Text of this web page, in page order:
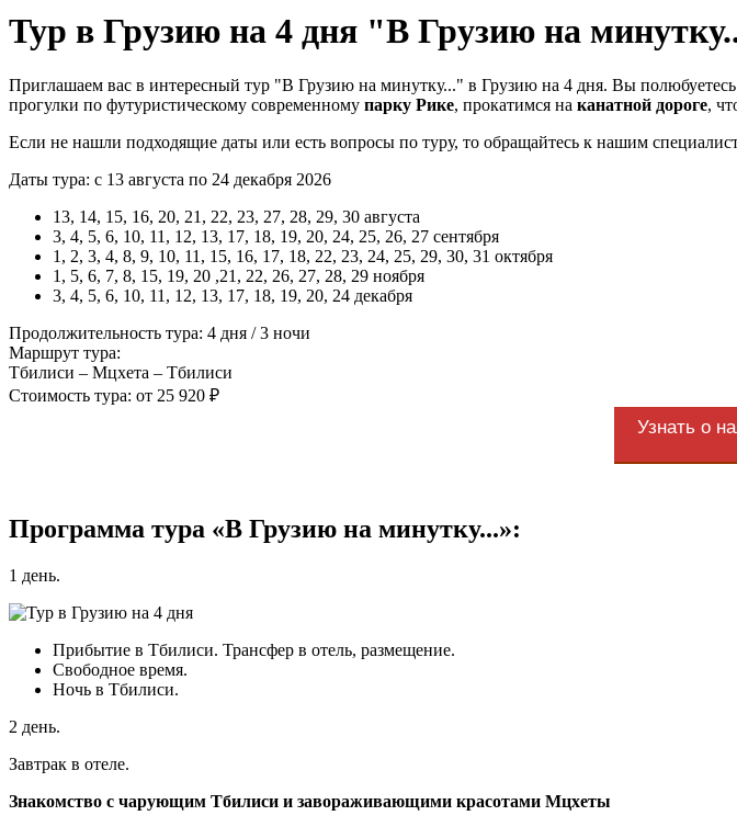
Тур в Грузию на 4 дня "В Грузию на
Приглашаем вас в интересный тур "В Грузию на минутку..." в Грузию на 4 дня. Вы
прогулки по футуристическому современному парку Рике, прокатимся на канатной дороге,
Если не нашли подходящие даты или есть вопросы по туру, то обращайтесь к нашим
Даты тура: с 13 августа по 24 декабря 2026
13, 14, 15, 16, 20, 21, 22, 23, 27, 28, 29, 30 августа
3, 4, 5, 6, 10, 11, 12, 13, 17, 18, 19, 20, 24, 25, 26, 27 сентября
1, 2, 3, 4, 8, 9, 10, 11, 15, 16, 17, 18, 22, 23, 24, 25, 29, 30, 31 октября
1, 5, 6, 7, 8, 15, 19, 20 ,21, 22, 26, 27, 28, 29 ноября
3, 4, 5, 6, 10, 11, 12, 13, 17, 18, 19, 20, 24 декабря
Продолжительность тура: 4 дня / 3 ночи
Маршрут тура:
Тбилиси – Мцхета – Тбилиси
Стоимость тура: от 25 920 ₽
Узнать о
Программа тура «В Грузию на минутку...»:
1 день.
Прибытие в Тбилиси. Трансфер в отель, размещение.
Свободное время.
Ночь в Тбилиси.
2 день.
Завтрак в отеле.
Знакомство с чарующим Тбилиси и завораживающими красотами Мцхеты